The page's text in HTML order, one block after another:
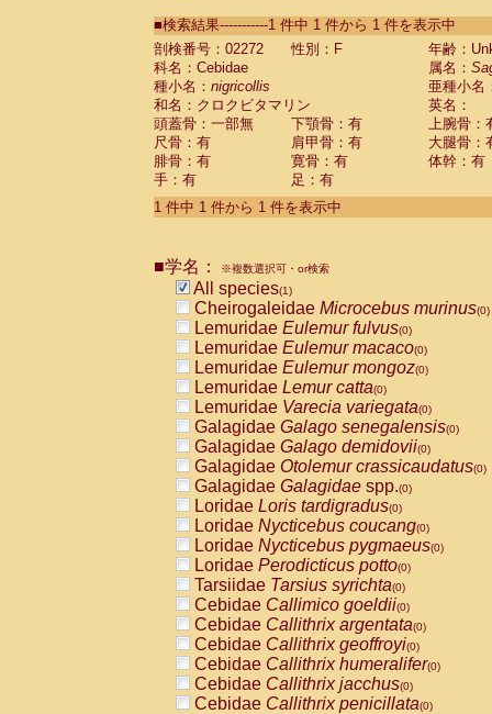
CebidaeSaguinus labiatus(0)
Cebidae Saguinus leucopus (0)
Cebidae
CebidaeSaguinus mystax
CebidaeSaguinus nigricollis (1)
Cebidae Saguinus oedipus
Cebidae Saguinus weddelli
Cebidae Saguinusspp.
Cebidae Aotus trivirgatus
Cebidae Cebus albifrons
CebidaeCebus nigrivittatus
CebidaeCebus
CebidaeSaimiri boliviensis(0)
CebidaeSaimiri sciureus(0)
AtelidaeAlouatta caraya(0)
AtelidaeAlouatta fusca(0)
AtelidaeAlouatta seniculus
AtelidaeAlouattaspp.(0)
AtelidaeAteles belzebuth(0)
AtelidaeAteles geoffroyi(0)
AtelidaeAteles paniscus(0)
AtelidaeAtelesspp.(0)
Atelidae Lagothrix lagothricha
AtelidaeLagothrix lagothricha cana
PitheciidaeCacajao calvus
PitheciidaeCallicebus cupreus
PitheciidaeCallicebus donacophilus
PitheciidaeCallicebus moloch
PitheciidaeCallicebus torquatus
PitheciidaeCallicebusspp.(0)
PitheciidaeChiropotes satanas(0)
PitheciidaePithecia monachus
PitheciidaePithecia pithecia(0)
■検索結果-----------1 件中 1 件から 1 件を表示中
剖検番号：02272
性別：F
年齢：
科名：Cebidae
属名：
種小名： nigricollis
亜種小名
和名：クロクビタマリン
英名：
頭蓋骨：一部無
下顎骨：有
上腕骨：
尺骨：有
肩甲骨：有
大腿骨：
腓骨：有
寛骨：有
体幹：有
手：有
足：有
1 件中 1 件から 1 件を表示中
■学名： ※複数選択可・or検索
All species(1)
Cheirogaleidae Microcebus murinus(0)
Lemuridae Eulemur fulvus(0)
Lemuridae Eulemur macaco(0)
Lemuridae Eulemur mongoz(0)
Lemuridae Lemur catta(0)
Lemuridae Varecia variegata(0)
Galagidae Galago senegalensis(0)
Galagidae Galago demidovii(0)
Galagidae Otolemur crassicaudatus(0)
Galagidae Galagidae spp.(0)
Loridae Loris tardigradus(0)
Loridae Nycticebus coucang(0)
Loridae Nycticebus pygmaeus(0)
Loridae Perodicticus potto(0)
Tarsiidae Tarsius syrichta(0)
Cebidae Callimico goeldii(0)
Cebidae Callithrix argentata(0)
Cebidae Callithrix geoffroyi(0)
Cebidae Callithrix humeralifer(0)
Cebidae Callithrix jacchus(0)
Cebidae Callithrix penicillata(0)